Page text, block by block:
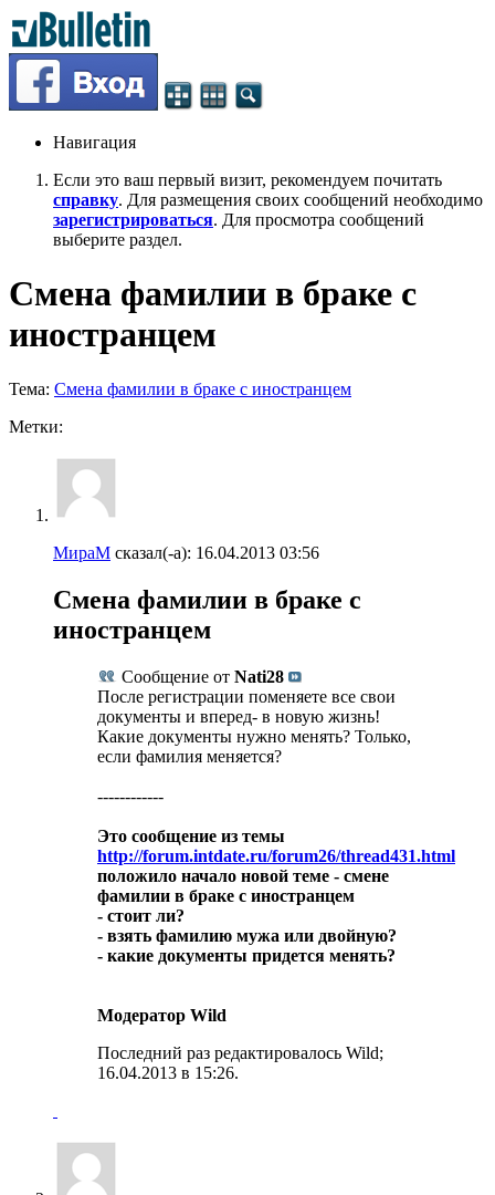
Навигация
Если это ваш первый визит, рекомендуем почитать
справку. Для размещения своих сообщений необходимо
зарегистрироваться. Для просмотра сообщений
выберите раздел.
Смена фамилии в браке с
иностранцем
Тема: Смена фамилии в браке с иностранцем
Метки:
МираМ сказал(-а): 16.04.2013 03:56
Смена фамилии в браке с
иностранцем
Сообщение от Nati28
После регистрации поменяете все свои
документы и вперед- в новую жизнь!
Какие документы нужно менять? Только,
если фамилия меняется?
------------
Это сообщение из темы
http://forum.intdate.ru/forum26/thread431.html
положило начало новой теме - смене
фамилии в браке с иностранцем
- стоит ли?
- взять фамилию мужа или двойную?
- какие документы придется менять?
Модератор Wild
Последний раз редактировалось Wild;
16.04.2013 в 15:26.